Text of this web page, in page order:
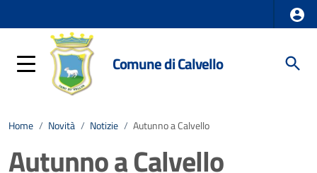
Comune di Calvello
Home / Novità / Notizie / Autunno a Calvello
Autunno a Calvello